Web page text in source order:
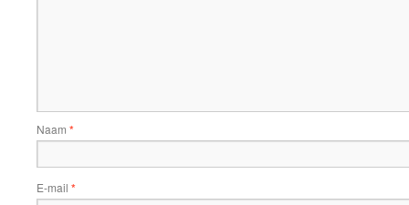
Naam *
E-mail *